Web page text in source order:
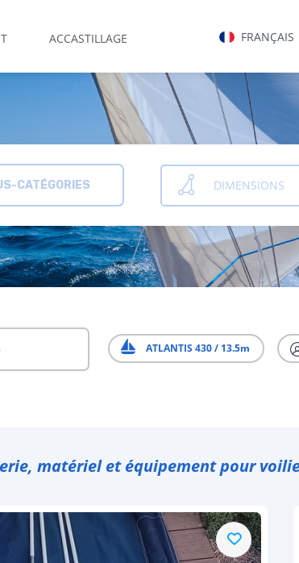
ACCASTILLAGE FRANÇAIS
CATÉGORIES DIMENSIONS
ATLANTIS 430 / 13.5m
matériel et équipement pour